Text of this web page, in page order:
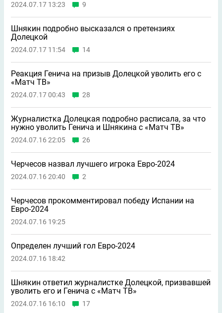
2024.07.17 13:23 9
Шнякин подробно высказался о претензиях
Долецкой
2024.07.17 11:54 14
Реакция Генича на призыв Долецкой уволить его с
«Матч ТВ»
2024.07.17 00:43 28
Журналистка Долецкая подробно расписала, за что
нужно уволить Генича и Шнякина с «Матч ТВ»
2024.07.16 22:05 26
Черчесов назвал лучшего игрока Евро-2024
2024.07.16 20:40 2
Черчесов прокомментировал победу Испании на
Евро-2024
2024.07.16 19:25
Определен лучший гол Евро-2024
2024.07.16 18:42
Шнякин ответил журналистке Долецкой, призвавшей
уволить его и Генича с «Матч ТВ»
2024.07.16 16:10 17